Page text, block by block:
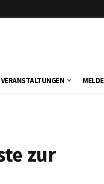
VERANSTALTUNGEN
zur